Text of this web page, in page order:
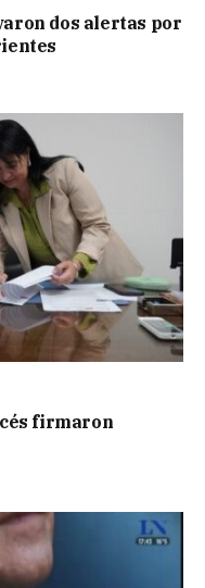
dos alertas por
firmaron